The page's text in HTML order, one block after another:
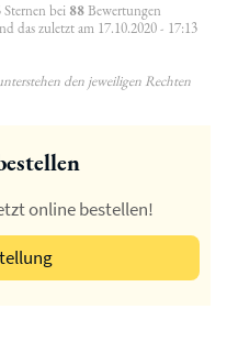
Sternen bei 88Bewertungen
das zuletzt am 17.10.2020 - 17:13
den jeweiligen Rechten
online bestellen!